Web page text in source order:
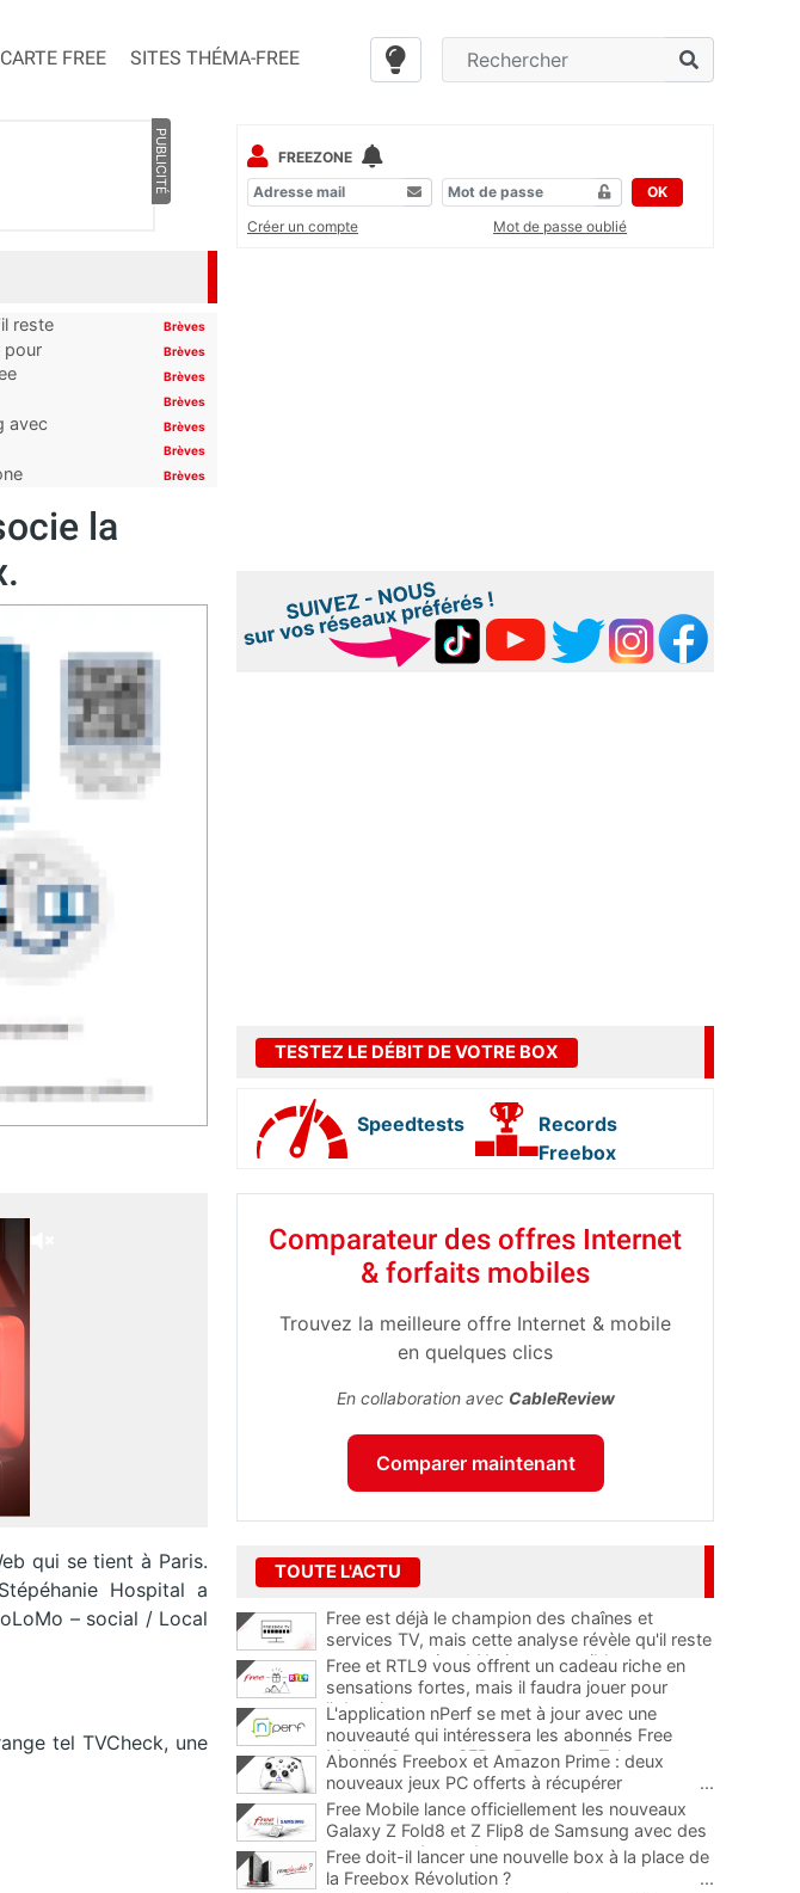
CARTE FREE SITES THÉMA-FREE
PUBLICITÉ
reste
Brèves
pour
Brèves
Brèves
Brèves
avec
Brèves
Brèves
Brèves
la
qui se tient à Paris.
Hospital a
– social / Local
tel TVCheck, une
FREEZONE
OK
Créer un compte
Mot de passe oublié
TESTEZ LE DÉBIT DE VOTRE BOX
Speedtests
Records
Freebox
Comparateur des offres Internet
& forfaits mobiles
Trouvez la meilleure offre Internet & mobile
en quelques clics
En collaboration avec CableReview
Comparer maintenant
TOUTE L'ACTU
Free est déjà le champion des chaînes et
services TV, mais cette analyse révèle qu'il reste
encore au moins 141 ajouts possibles
Free et RTL9 vous offrent un cadeau riche en
sensations fortes, mais il faudra jouer pour
l'obtenir
L'application nPerf se met à jour avec une
nouveauté qui intéressera les abonnés Free
Mobile, Orange, SFR et Bouygues Telecom
Abonnés Freebox et Amazon Prime : deux
nouveaux jeux PC offerts à récupérer
...
Free Mobile lance officiellement les nouveaux
Galaxy Z Fold8 et Z Flip8 de Samsung avec des
promos et des cadeaux
...
Free doit-il lancer une nouvelle box à la place de
la Freebox Révolution ?
...